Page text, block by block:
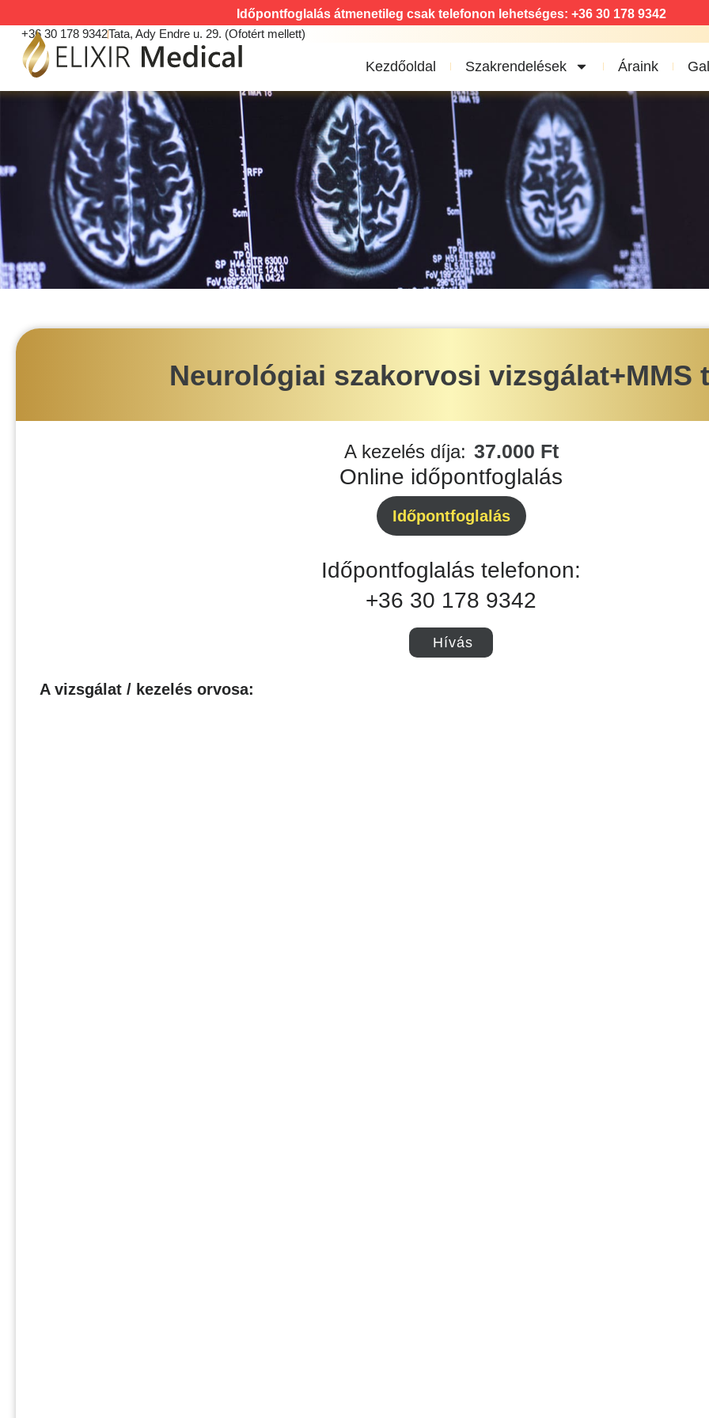
Időpontfoglalás átmenetileg csak telefonon lehetséges: +36 30 178 9342
+36 30 178 9342Tata, Ady Endre u. 29. (Ofotért mellett)
Kezdőoldal Szakrendelések Áraink
Neurológiai szakorvosi vizsgálat+MMS
A kezelés díja: 37.000 Ft
Online időpontfoglalás
Időpontfoglalás
Időpontfoglalás telefonon:
+36 30 178 9342
Hívás
A vizsgálat / kezelés orvosa: